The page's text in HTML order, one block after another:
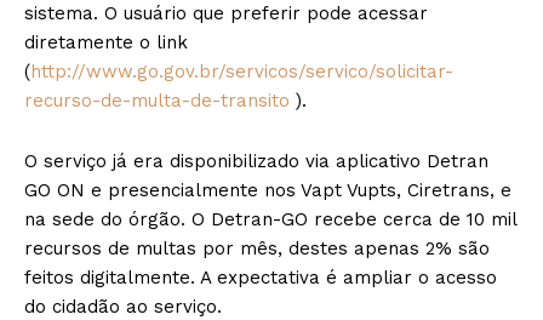
sistema. O usuário que preferir pode acessar
diretamente o link
(http://www.go.gov.br/servicos/servico/solicitar-
recurso-de-multa-de-transito ).
O serviço já era disponibilizado via aplicativo Detran
GO ON e presencialmente nos Vapt Vupts, Ciretrans, e
na sede do órgão. O Detran-GO recebe cerca de 10 mil
recursos de multas por mês, destes apenas 2% são
feitos digitalmente. A expectativa é ampliar o acesso
do cidadão ao serviço.